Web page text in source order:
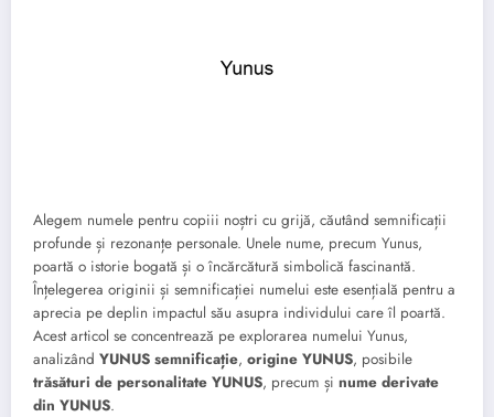
Alegem numele pentru copiii noștri cu grijă, căutând semnificații
profunde și rezonanțe personale. Unele nume, precum Yunus,
poartă o istorie bogată și o încărcătură simbolică fascinantă.
Înțelegerea originii și semnificației numelui este esențială pentru a
aprecia pe deplin impactul său asupra individului care îl poartă.
Acest articol se concentrează pe explorarea numelui Yunus,
analizând YUNUS semnificație, origine YUNUS, posibile
trăsături de personalitate YUNUS, precum și nume derivate
din YUNUS.